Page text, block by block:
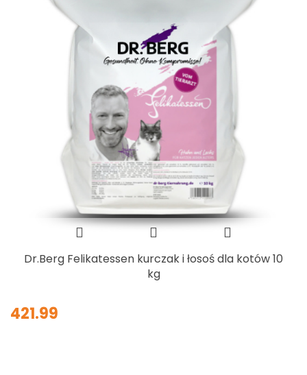
Dr.Berg Felikatessen kurczak i łosoś dla kotów 10
kg
421.99